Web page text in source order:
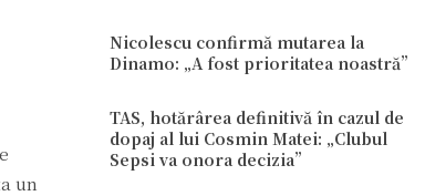
un
Nicolescu confirmă mutarea la
Dinamo: „A fost prioritatea noastră”
TAS, hotărârea definitivă în cazul de
dopaj al lui Cosmin Matei: „Clubul
Sepsi va onora decizia”